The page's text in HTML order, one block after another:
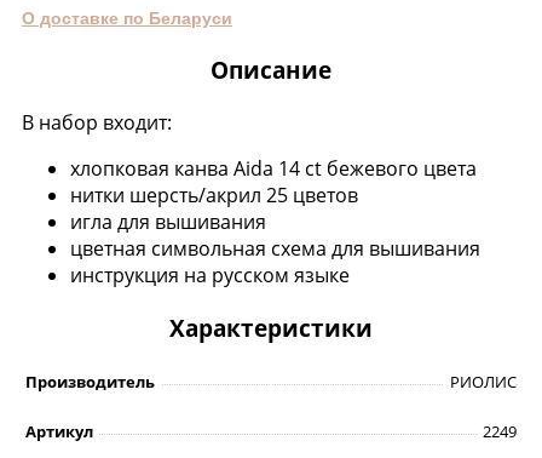
О доставке по Беларуси
Описание
В набор входит:
хлопковая канва Aida 14 ct бежевого цвета
нитки шерсть/акрил 25 цветов
игла для вышивания
цветная символьная схема для вышивания
инструкция на русском языке
Характеристики
Производитель РИОЛИС
Артикул 2249